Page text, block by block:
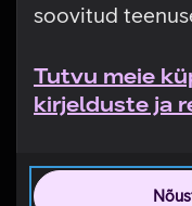
soovitud
Tutvu meie
kirjelduste ja